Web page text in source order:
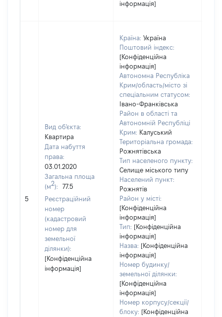
інформація]
5
Вид об'єкта:
Квартира
Дата набуття
права:
03.01.2020
Загальна площа
(м2):
77.5
Реєстраційний
номер
(кадастровий
номер для
земельної
ділянки):
[Конфіденційна
інформація]
Країна: Україна
Поштовий індекс:
[Конфіденційна
інформація]
Автономна Республіка
Крим/область/місто зі
спеціальним статусом:
Івано-Франківська
Район в області та
Автономній Республіці
Крим: Калуський
Територіальна громада:
Рожнятівська
Тип населеного пункту:
Селище міського типу
Населений пункт:
Рожнятів
Район у місті:
[Конфіденційна
інформація]
Тип: [Конфіденційна
інформація]
Назва: [Конфіденційна
інформація]
Номер будинку/
земельної ділянки:
[Конфіденційна
інформація]
Номер корпусу/секції/
блоку: [Конфіденційна